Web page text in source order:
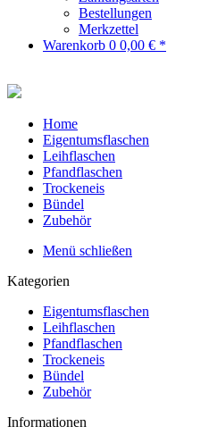
Bestellungen
Merkzettel
Warenkorb 0 0,00 € *
Home
Eigentumsflaschen
Leihflaschen
Pfandflaschen
Trockeneis
Bündel
Zubehör
Menü schließen
Kategorien
Eigentumsflaschen
Leihflaschen
Pfandflaschen
Trockeneis
Bündel
Zubehör
Informationen